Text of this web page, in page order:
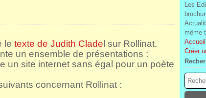
le texte de Judith Clade l sur Rollinat.
un ensemble de présentations :
un site internet sans égal pour un poète
concernant Rollinat :
Les
même
Créer